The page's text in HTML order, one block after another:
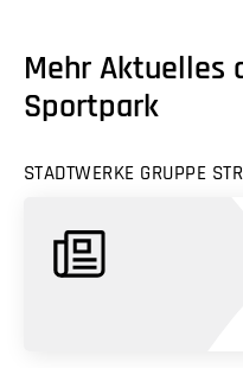
Mehr Aktuelles
Sportpark
STADTWERKE GRUPPE